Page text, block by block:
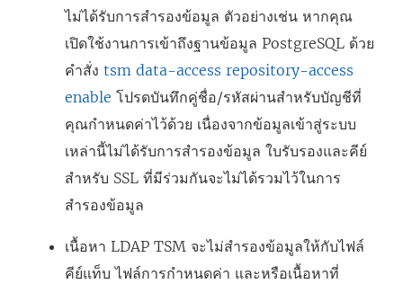
ไม่ได้รับการสำรองข้อมูล ตัวอย่างเช่น หากคุณ
เปิดใช้งานการเข้าถึงฐานข้อมูล PostgreSQL ด้วย
คำสั่ง tsm data-access repository-access
enable โปรดบันทึกคู่ชื่อ/รหัสผ่านสำหรับบัญชีที่
คุณกำหนดค่าไว้ด้วย เนื่องจากข้อมูลเข้าสู่ระบบ
เหล่านี้ไม่ได้รับการสำรองข้อมูล ใบรับรองและคีย์
สำหรับ SSL ที่มีร่วมกันจะไม่ได้รวมไว้ในการ
สำรองข้อมูล
เนื้อหา LDAP TSM จะไม่สำรองข้อมูลให้กับไฟล์
คีย์แท็บ ไฟล์การกำหนดค่า และหรือเนื้อหาที่